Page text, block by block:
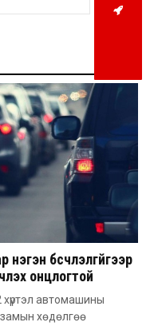
бүсчлэлгүйгээр
онцлогтой
автомашины
хөдөлгөө